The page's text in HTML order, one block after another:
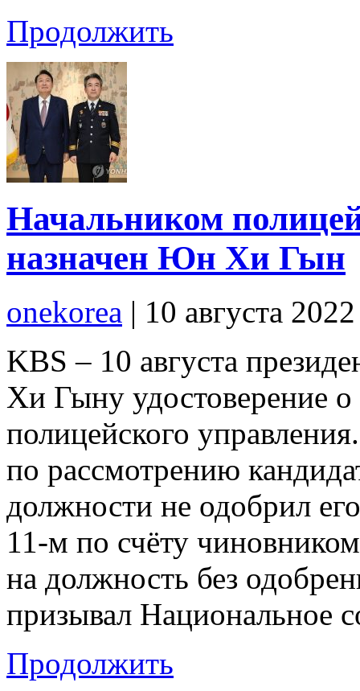
Продолжить
Начальником
назначен Юн Хи Гын
onekorea | 10 августа 2022
KBS – 10 августа
Хи Гыну удостоверение
полицейского
по рассмотрению
должности не одобрил
11-м по счёту
на должность без
призывал Национальное
Продолжить